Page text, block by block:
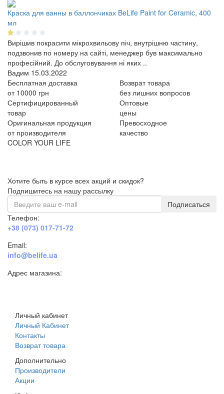
Краска для ванны в баллончиках BeLife Paint for Ceramic, 400
мл
Вирішив покрасити мікрохвильову піч, внутрішню частину,
подзвонив по номеру на сайті, менеджер був максимально
професійний. До обслуговування ні яких ..
Вадим 15.03.2022
Бесплатная доставка
от 10000 грн
Возврат товара
без лишних вопросов
Сертифицированный
товар
Оптовые
цены
Оригинальная продукция
от производителя
Превосходное
качество
COLOR YOUR LIFE
Хотите быть в курсе всех акций и скидок?
Подпишитесь на нашу рассылку
Подписаться
Телефон:
+38 (073) 017-71-72
Email:
info@belife.ua
Адрес магазина:
Личный кабинет
Личный Кабинет
Контакты
Возврат товара
Дополнительно
Производители
Акции